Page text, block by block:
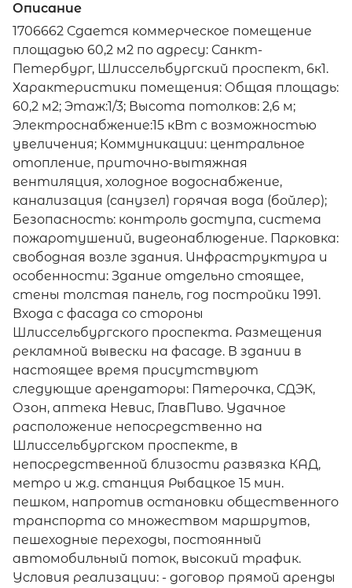
Описание
1706662 Сдается коммерческое помещение
площадью 60,2 м2 по адресу: Санкт-
Петербург, Шлиссельбургский проспект, 6к1.
Характеристики помещения: Общая площадь:
60,2 м2; Этаж:1/3; Высота потолков: 2,6 м;
Электроснабжение:15 кВт с возможностью
увеличения; Коммуникации: центральное
отопление, приточно-вытяжная
вентиляция, холодное водоснабжение,
канализация (санузел) горячая вода (бойлер);
Безопасность: контроль доступа, система
пожаротушений, видеонаблюдение. Парковка:
свободная возле здания. Инфраструктура и
особенности: Здание отдельно стоящее,
стены толстая панель, год постройки 1991.
Входа с фасада со стороны
Шлиссельбургского проспекта. Размещения
рекламной вывески на фасаде. В здании в
настоящее время присутствуют
следующие арендаторы: Пятерочка, СДЭК,
Озон, аптека Невис, ГлавПиво. Удачное
расположение непосредственно на
Шлиссельбургском проспекте, в
непосредственной близости развязка КАД,
метро и ж.д. станция Рыбацкое 15 мин.
пешком, напротив остановки общественного
транспорта со множеством маршрутов,
пешеходные переходы, постоянный
автомобильный поток, высокий трафик.
Условия реализации: - договор прямой аренды